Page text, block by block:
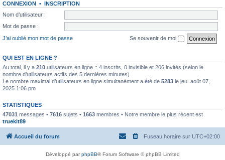
CONNEXION • INSCRIPTION
Nom d’utilisateur :
Mot de passe :
J’ai oublié mon mot de passe
Se souvenir de moi
QUI EST EN LIGNE ?
Au total, il y a 210 utilisateurs en ligne :: 4 inscrits, 0 invisible et 206 invités (selon le
nombre d’utilisateurs actifs des 5 dernières minutes)
Le nombre maximal d’utilisateurs en ligne simultanément a été de 5283 le jeu. août 07,
2025 1:06 pm
STATISTIQUES
47031 messages • 7616 sujets • 1663 membres • Notre membre le plus récent est
truekit89
Accueil du forum Fuseau horaire sur UTC+02:00
Développé parphpBB® Forum Software © phpBB Limited